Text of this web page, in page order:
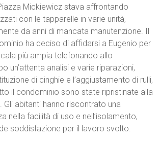
Mickiewicz stava affrontando
con le tapparelle in varie unità,
da anni di mancata manutenzione. Il
ha deciso di affidarsi a Eugenio per
più ampia telefonando allo
un’attenta analisi e varie riparazioni,
di cinghie e l’aggiustamento di rulli,
il condominio sono state ripristinate alla
Gli abitanti hanno riscontrato una
nella facilità di uso e nell’isolamento,
soddisfazione per il lavoro svolto.